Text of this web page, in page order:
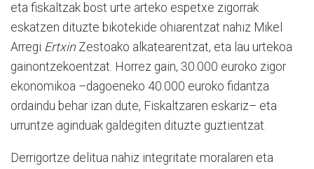
eta fiskaltzak bost urte arteko espetxe zigorrak
eskatzen dituzte bikotekide ohiarentzat nahiz Mikel
Arregi Ertxin Zestoako alkatearentzat, eta lau urtekoa
gainontzekoentzat. Horrez gain, 30.000 euroko zigor
ekonomikoa –dagoeneko 40.000 euroko fidantza
ordaindu behar izan dute, Fiskaltzaren eskariz– eta
urruntze aginduak galdegiten dituzte guztientzat.
Derrigortze delitua nahiz integritate moralaren eta